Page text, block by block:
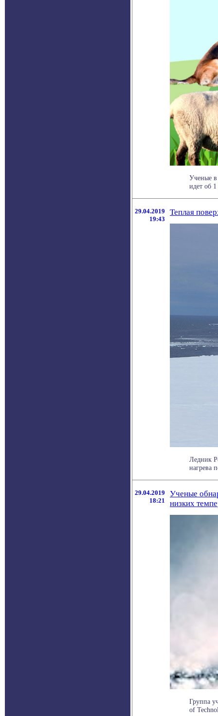
Ученые в
идет об
29.04.2019
19:43
Теплая
Ледник
нагрева
29.04.2019
18:21
Ученые
низких
Группа
of